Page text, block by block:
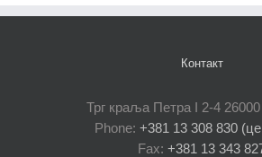
Контакт
Трг краља Петра I 2-4
Phone: +381 13 308 830
Fax: +381 13 343